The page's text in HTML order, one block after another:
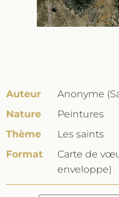
Auteur
Anonyme
Nature
Peintures
Thème
Les saints
Format
Carte de
enveloppe)